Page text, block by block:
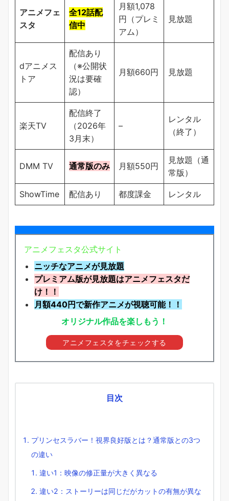
アニメフェ
スタ
全12話配
信中
月額1,078
円（プレミ
アム）
見放題
dアニメス
トア
配信あり
（※公開状
況は要確
認）
月額660円 見放題
楽天TV
配信終了
（2026年
3月末）
–
レンタル
（終了）
DMM TV 通常版のみ 月額550円
見放題（通
常版）
ShowTime 配信あり 都度課金 レンタル
アニメフェスタ公式サイト
ニッチなアニメが見放題
プレミアム版が見放題はアニメフェスタだ
け！！
月額440円で新作アニメが視聴可能！！
オリジナル作品を楽しもう！
アニメフェスタをチェックする
目次
プリンセスラバー！視界良好版とは？通常版との3つ
の違い
違い1：映像の修正量が大きく異なる
違い2：ストーリーは同じだがカットの有無が異な